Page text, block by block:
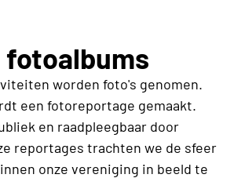
fotoalbums
worden foto's genomen.
een fotoreportage gemaakt.
en raadpleegbaar door
reportages trachten we de sfeer
onze vereniging in beeld te